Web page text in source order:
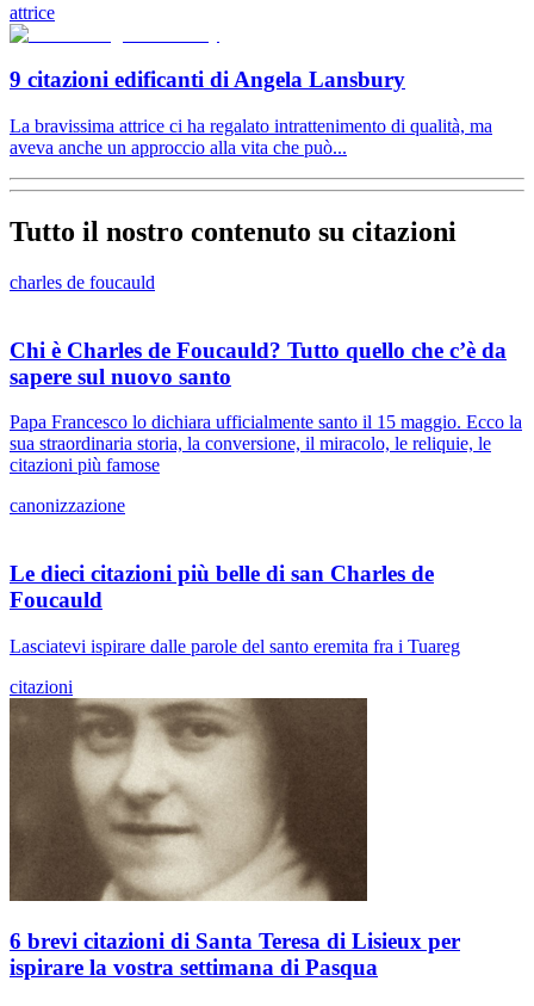
attrice
9 citazioni edificanti di Angela Lansbury
La bravissima attrice ci ha regalato intrattenimento di qualità, ma
aveva anche un approccio alla vita che può...
Tutto il nostro contenuto su citazioni
charles de foucauld
Chi è Charles de Foucauld? Tutto quello che c’è da
sapere sul nuovo santo
Papa Francesco lo dichiara ufficialmente santo il 15 maggio. Ecco la
sua straordinaria storia, la conversione, il miracolo, le reliquie, le
citazioni più famose
canonizzazione
Le dieci citazioni più belle di san Charles de
Foucauld
Lasciatevi ispirare dalle parole del santo eremita fra i Tuareg
citazioni
6 brevi citazioni di Santa Teresa di Lisieux per
ispirare la vostra settimana di Pasqua